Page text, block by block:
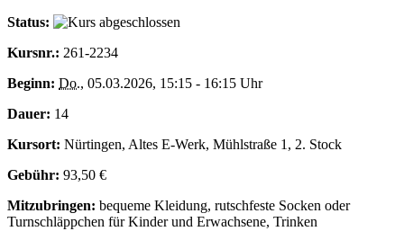
Status:
Kursnr.: 261-2234
Beginn: Do., 05.03.2026, 15:15 - 16:15 Uhr
Dauer: 14
Kursort: Nürtingen, Altes E-Werk, Mühlstraße 1, 2. Stock
Gebühr: 93,50 €
Mitzubringen: bequeme Kleidung, rutschfeste Socken oder
Turnschläppchen für Kinder und Erwachsene, Trinken